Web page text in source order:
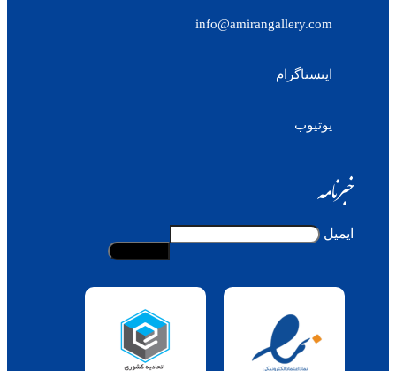
info@amirangallery.com
اینستاگرام
یوتیوب
خبرنامه
ایمیل